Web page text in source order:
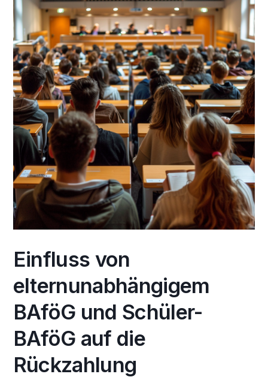
Einfluss von
elternunabhängigem
BAföG und Schüler-
BAföG auf die
Rückzahlung